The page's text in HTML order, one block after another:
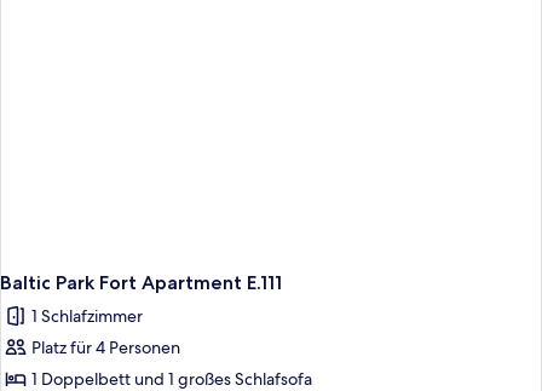
Baltic Park Fort Apartment E.111
1 Schlafzimmer
Platz für 4 Personen
1 Doppelbett und 1 großes Schlafsofa